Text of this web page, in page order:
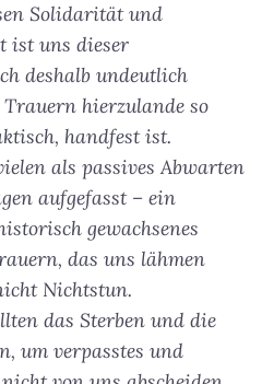
Solidarität und
ist uns dieser
deshalb undeutlich
hierzulande so
handfest ist.
als passives Abwarten
aufgefasst – ein
gewachsenes
das uns lähmen
Nichtstun.
das Sterben und die
um verpasstes und